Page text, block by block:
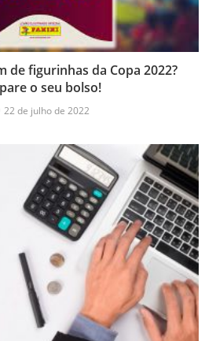
de figurinhas da Copa 2022?
o seu bolso!
22 de julho de 2022